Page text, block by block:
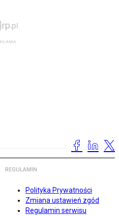
REGULAMIN
Polityka Prywatności
Zmiana ustawień zgód
Regulamin serwisu